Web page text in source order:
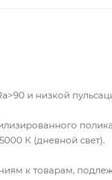
и низкой
К (дневной свет).
к товарам,